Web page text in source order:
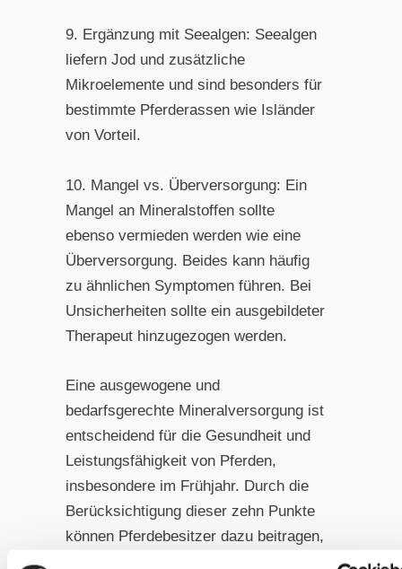
9. Ergänzung mit Seealgen: Seealgen
liefern Jod und zusätzliche
Mikroelemente und sind besonders für
bestimmte Pferderassen wie Isländer
von Vorteil.
10. Mangel vs. Überversorgung: Ein
Mangel an Mineralstoffen sollte
ebenso vermieden werden wie eine
Überversorgung. Beides kann häufig
zu ähnlichen Symptomen führen. Bei
Unsicherheiten sollte ein ausgebildeter
Therapeut hinzugezogen werden.
Eine ausgewogene und
bedarfsgerechte Mineralversorgung ist
entscheidend für die Gesundheit und
Leistungsfähigkeit von Pferden,
insbesondere im Frühjahr. Durch die
Berücksichtigung dieser zehn Punkte
können Pferdebesitzer dazu beitragen,